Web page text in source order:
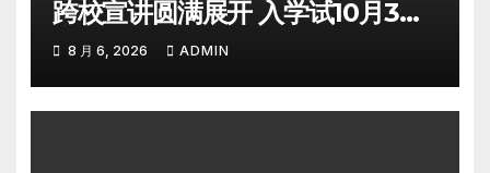
跨校宣讲圆满展开 入学试10月3日
举行
8 月 6, 2026 ADMIN